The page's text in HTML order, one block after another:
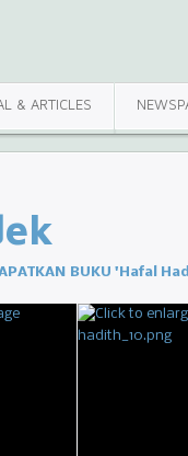
& ARTICLES
BUKU 'Hafal